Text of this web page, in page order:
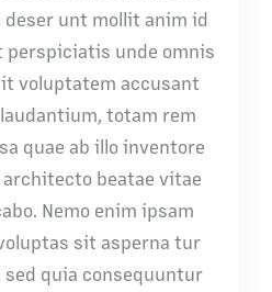
unt mollit anim id
perspiciatis unde omnis
voluptatem accusant
totam rem
quae ab illo inventore
beatae vitae
Nemo enim ipsam
sit asperna tur
quia consequuntur